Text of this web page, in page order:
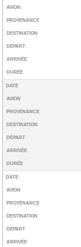
AVION
PROVENANCE
DESTINATION
DÉPART
ARRIVÉE
DURÉE
DATE
AVION
PROVENANCE
DESTINATION
DÉPART
ARRIVÉE
DURÉE
DATE
AVION
PROVENANCE
DESTINATION
DÉPART
ARRIVÉE